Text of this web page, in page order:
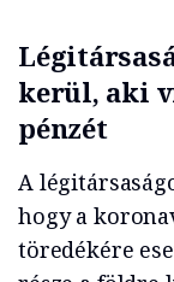
kerül, aki
pénzét
A
hogy a
töredékére